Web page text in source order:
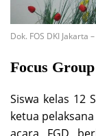
Dok. FOS DKI Jakarta
Focus
Siswa kelas 12
ketua pelaksana